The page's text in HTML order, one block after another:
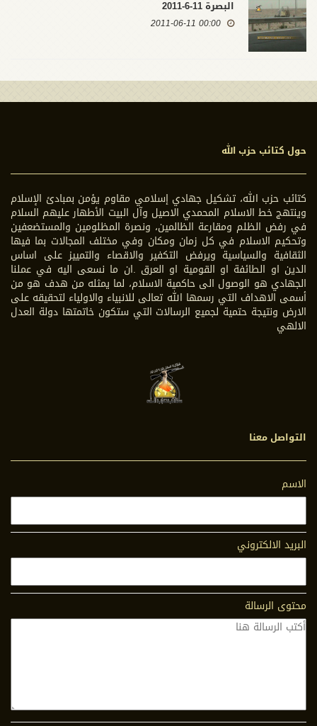
البصرة 11-6-2011
00:00 2011-06-11
حول كتائب حزب الله
كتائب حزب الله، تشكيل جهادي إسلامي مقاوم يؤمن بمبادئ الإسلام
وينتهج خط الاسلام المحمدي الاصيل وآل البيت الأطهار عليهم السلام
في رفض الظلم ومقارعة الظالمين، ونصرة المظلومين والمستضعفين
وتحكيم الاسلام في كل زمان ومكان وفي مختلف المجالات بما فيها
الثقافية والسياسية ويرفض التكفير والاقصاء والتمييز على اساس
الدين او الطائفة او القومية او العرق .ان ما نسعى اليه في عملنا
الجهادي هو الوصول الى حاكمية الاسلام، لما يمثله من هدف هو من
أسمى الاهداف التي رسمها الله تعالى للانبياء والاولياء لتحقيقه على
الارض ونتيجة حتمية لجميع الرسالات التي ستكون خاتمتها دولة العدل
الالهي
التواصل معنا
الاسم
البريد الالكتروني
محتوى الرسالة